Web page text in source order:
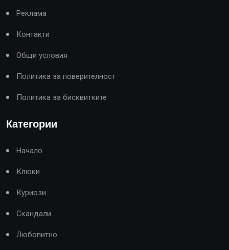
Реклама
Контакти
Общи условия
Политика за поверителност
Политика за бисквитките
Категории
Начало
Клюки
Куриози
Скандали
Любопитно